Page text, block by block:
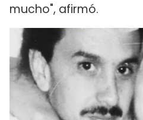
mucho", afirmó.